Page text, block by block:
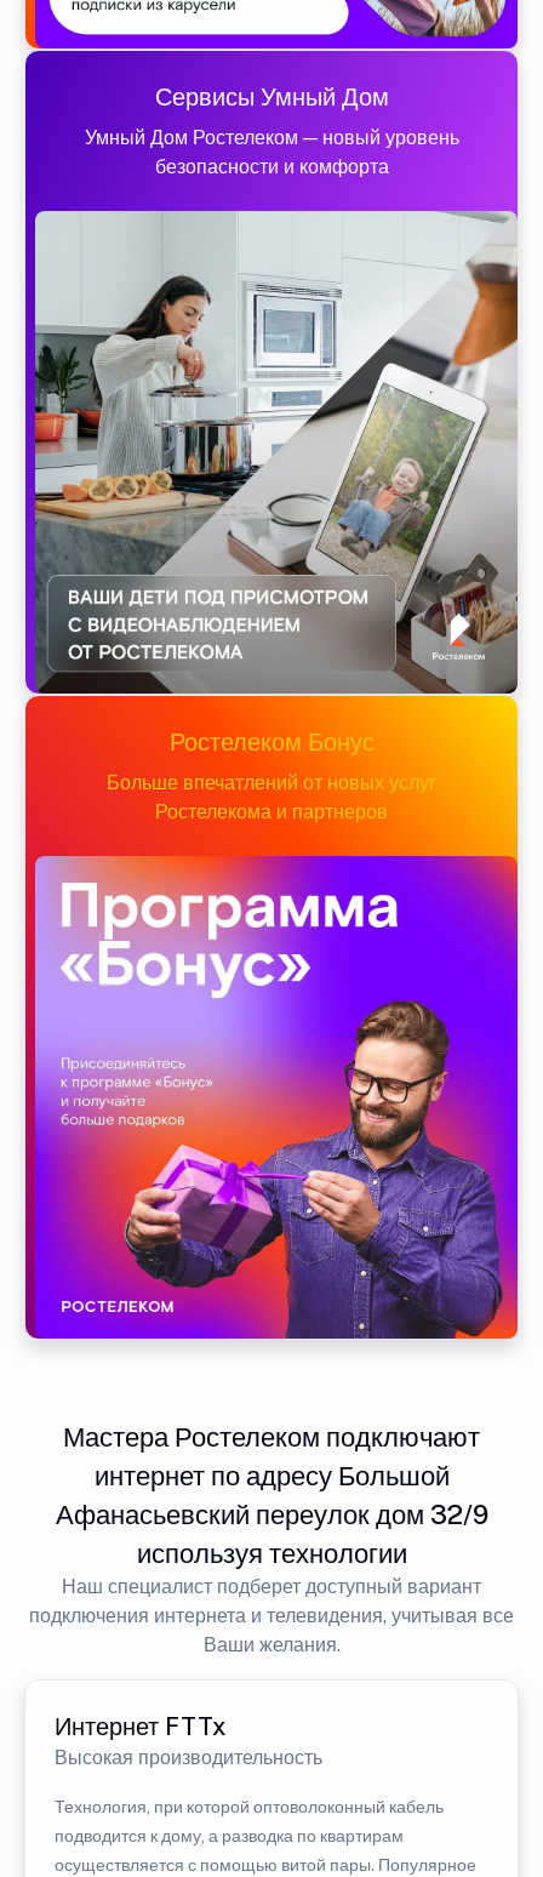
Сервисы Умный Дом
Умный Дом Ростелеком — новый уровень
безопасности и комфорта
Ростелеком Бонус
Больше впечатлений от новых услуг
Ростелекома и партнеров
Мастера Ростелеком подключают
интернет по адресу Большой
Афанасьевский переулок дом 32/9
используя технологии
Наш специалист подберет доступный вариант
подключения интернета и телевидения, учитывая все
Ваши желания.
Интернет FTTx
Высокая производительность
Технология, при которой оптоволоконный кабель
подводится к дому, а разводка по квартирам
осуществляется с помощью витой пары. Популярное